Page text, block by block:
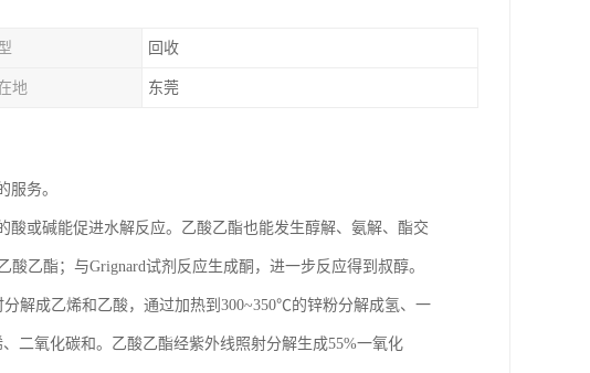
回收
地 东莞
服务。
或碱能促进水解反应。乙酸乙酯也能发生醇解、氨解、酯交
乙酯；与Grignard试剂反应生成酮，进一步反应得到叔醇。
解成乙烯和乙酸，通过加热到300~350℃的锌粉分解成氢、一
二氧化碳和。乙酸乙酯经紫外线照射分解生成55%一氧化